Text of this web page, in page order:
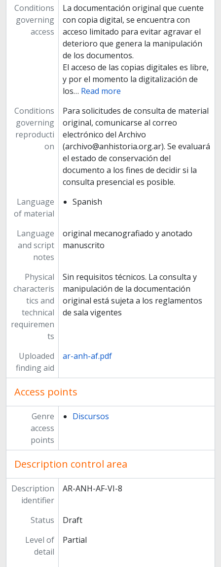
Conditions
governing
access
La documentación original que cuente
con copia digital, se encuentra con
acceso limitado para evitar agravar el
deterioro que genera la manipulación
de los documentos.
El acceso de las copias digitales es libre,
y por el momento la digitalización de
los… Read more
Conditions
governing
reproducti
on
Para solicitudes de consulta de material
original, comunicarse al correo
electrónico del Archivo
(archivo@anhistoria.org.ar). Se evaluará
el estado de conservación del
documento a los fines de decidir si la
consulta presencial es posible.
Language
of material
Spanish
Language
and script
notes
original mecanografiado y anotado
manuscrito
Physical
characteris
tics and
technical
requiremen
ts
Sin requisitos técnicos. La consulta y
manipulación de la documentación
original está sujeta a los reglamentos
de sala vigentes
Uploaded
finding aid
ar-anh-af.pdf
Access points
Genre
access
points
Discursos
Description control area
Description
identifier
AR-ANH-AF-VI-8
Status
Draft
Level of
detail
Partial